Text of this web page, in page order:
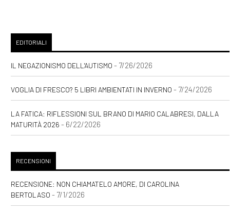
EDITORIALI
IL NEGAZIONISMO DELL'AUTISMO - 7/26/2026
VOGLIA DI FRESCO? 5 LIBRI AMBIENTATI IN INVERNO - 7/24/2026
LA FATICA: RIFLESSIONI SUL BRANO DI MARIO CALABRESI, DALLA
MATURITÀ 2026 - 6/22/2026
RECENSIONI
RECENSIONE: NON CHIAMATELO AMORE, DI CAROLINA
BERTOLASO - 7/1/2026